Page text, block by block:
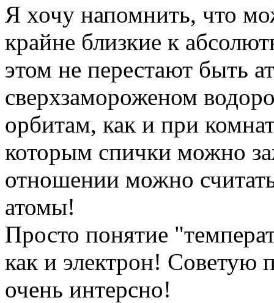
Я хочу напомнить, что
крайне близкие к
этом не перестают быть
сверхзамороженом
орбитам, как и при
которым спички можно
отношении можно
атомы!
Просто понятие
как и электрон! Советую
очень интерсно!